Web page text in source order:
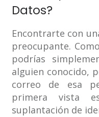
Datos?
Encontrarte con
preocupante.
podrías
alguien conocido,
correo de esa
primera vista
suplantación de